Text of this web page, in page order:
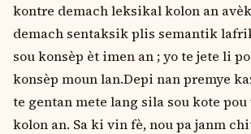
kontre demach leksikal kolon an avѐk
demach sentaksik plis semantik
sou konsѐp ѐt imen an ; yo te jete li
konsѐp moun lan.Depi nan premye
te gentan mete lang sila sou kote
kolon an. Sa ki vin fѐ, nou pa janm